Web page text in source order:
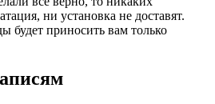
ни установка не доставят.
будет приносить вам только